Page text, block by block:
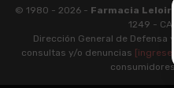
© 1980 - 2026 - Farmacia Leloir
1249 -
Dirección General de Defensa
consultas y/o denuncias [ingrese